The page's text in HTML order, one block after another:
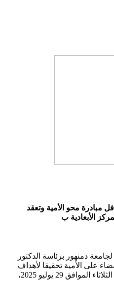
مبادرة محو الأمية وتعقد
دمنهور برئاسة الدكتور
على الأمية تحقيقا لأهداف
التنمية المستدامة، انطلقت اليوم الثلاثاء الموافق 29 يوليو 2025،